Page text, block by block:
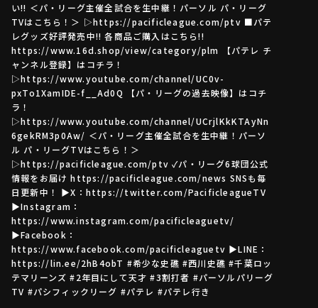
利用規約 プライバシーポリシー
運営会社（別ウィンドウで開く） よくある質問
特定商取引法の表示 アルバイト募集 （別ウィンドウで開く
い!! ＜パ・リーグ主催全試合を生中継！パーソル パ・リーグ
TVはこちら！＞ ▷https://pacificleague.com/ptv ■パテ
レグッズ好評発売中!! 各商品ご購入はこちら!!
https://www.16d.shop/view/category/plm 【パテレ チ
ャンネル登録】はコチラ！
▷https://www.youtube.com/channel/UC0v-
pxTo1XamIDE-f__Ad0Q 【パ・リーグの過去映像】はコチ
ラ！
▷https://www.youtube.com/channel/UCrjlKkKTAyNn
6gekRM3p0Aw/ ＜パ・リーグ主催全試合を生中継！パーソ
ル パ・リーグTVはこちら！＞
▷https://pacificleague.com/ptv ✓パ・リーグ6球団公式
情報をお届け https://pacificleague.com/news SNSも毎
日更新中！ ▶X：https://twitter.com/PacificleagueTV
▶Instagram：
https://www.instagram.com/pacificleaguetv/
▶Facebook：
https://www.facebook.com/pacificleaguetv ▶LINE：
https://lin.ee/2hB4obT #希少な史礁 #西川史礁 #千葉ロッ
テマリーンズ #2年目にして天才 #3割打者 #パーソルパリーグ
TV #パシフィックリーグ #パテレ #パテレ行き